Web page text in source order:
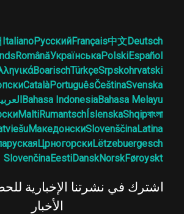
Deutsch
中文
Français
Русский
Italiano
Español
Polski
Українська
Română
Srpskohrvatski
Türkçe
Boarisch
Svenska
Čeština
Português
Català
Bahasa Melayu
Bahasa Indonesia
বাংলা
Shqip
Íslenska
Rumantsch
Malti
Latina
Slovenščina
Македонски
Lëtzebuergesch
Црногорски
Føroyskt
Norsk
Dansk
Eesti
Slovenčina
اشترك في نشرتنا الإخبارية
الأخبار